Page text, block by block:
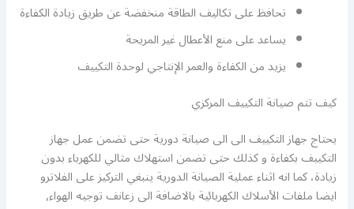
تحافظ على تكاليف الطاقة منخفضة عن طريق زيادة الكفاءة
يساعد على منع الأعطال غير المريحة
يزيد من الكفاءة والعمر الإنتاجي لوحدة التكييف
كيف تتم صيانة التكييف المركزي
يحتاج جهاز التكييف الى الى صيانة دورية حتى تضمن عمل جهاز
التكييف بكفاءة و كذلك حتى تضمن استهلاك مثالي للكهرباء بدون
زيادة، كما انه اثناء عملية الصيانة الدورية ينبغي التركيز على الفلاترو
ايضا ملفات الأسلاك الكهربائية بالاضافة الى زعانف توجيه الهواء,